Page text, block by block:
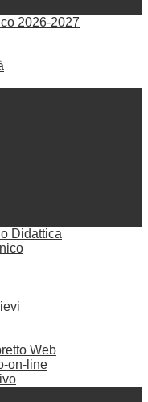
2026-2027
Didattica
Web
on-line